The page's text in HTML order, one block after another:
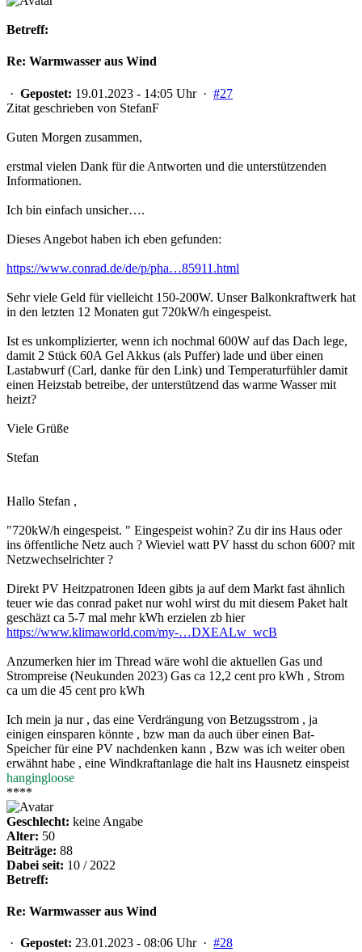
Betreff:
Re: Warmwasser aus Wind
· Gepostet: 19.01.2023 - 14:05 Uhr · #27
Zitat geschrieben von StefanF
Guten Morgen zusammen,
erstmal vielen Dank für die Antworten und die unterstützenden
Informationen.
Ich bin einfach unsicher….
Dieses Angebot haben ich eben gefunden:
https://www.conrad.de/de/p/pha…85911.html
Sehr viele Geld für vielleicht 150-200W. Unser Balkonkraftwerk hat
in den letzten 12 Monaten gut 720kW/h eingespeist.
Ist es unkomplizierter, wenn ich nochmal 600W auf das Dach lege,
damit 2 Stück 60A Gel Akkus (als Puffer) lade und über einen
Lastabwurf (Carl, danke für den Link) und Temperaturfühler damit
einen Heizstab betreibe, der unterstützend das warme Wasser mit
heizt?
Viele Grüße
Stefan
Hallo Stefan ,
"720kW/h eingespeist. " Eingespeist wohin? Zu dir ins Haus oder
ins öffentliche Netz auch ? Wieviel watt PV hasst du schon 600? mit
Netzwechselrichter ?
Direkt PV Heitzpatronen Ideen gibts ja auf dem Markt fast ähnlich
teuer wie das conrad paket nur wohl wirst du mit diesem Paket halt
geschäzt ca 5-7 mal mehr kWh erzielen zb hier
https://www.klimaworld.com/my-…DXEALw_wcB
Anzumerken hier im Thread wäre wohl die aktuellen Gas und
Strompreise (Neukunden 2023) Gas ca 12,2 cent pro kWh , Strom
ca um die 45 cent pro kWh
Ich mein ja nur , das eine Verdrängung von Betzugsstrom , ja
einigen einsparen könnte , bzw man da auch über einen Bat-
Speicher für eine PV nachdenken kann , Bzw was ich weiter oben
erwähnt habe , eine Windkraftanlage die halt ins Hausnetz einspeist
hangingloose
****
Geschlecht: keine Angabe
Alter: 50
Beiträge: 88
Dabei seit: 10 / 2022
Betreff:
Re: Warmwasser aus Wind
· Gepostet: 23.01.2023 - 08:06 Uhr · #28